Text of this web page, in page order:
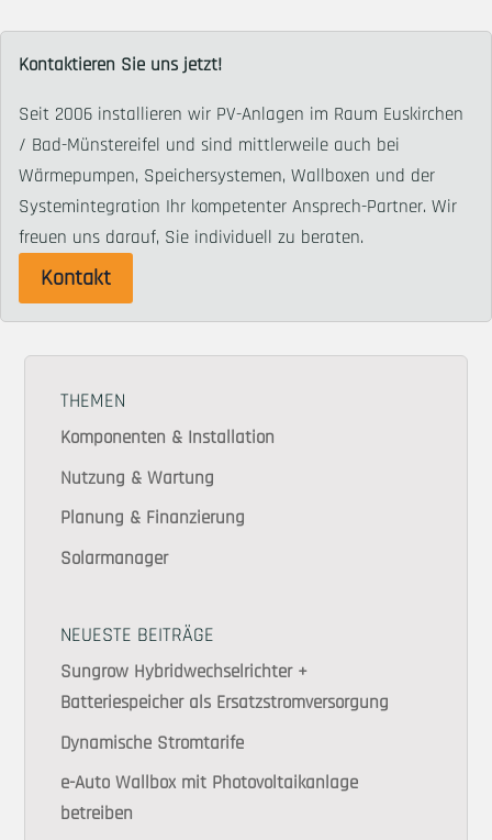
Kontaktieren Sie uns jetzt!
Seit 2006 installieren wir PV-Anlagen im Raum Euskirchen
/ Bad-Münstereifel und sind mittlerweile auch bei
Wärmepumpen, Speichersystemen, Wallboxen und der
Systemintegration Ihr kompetenter Ansprech-Partner. Wir
freuen uns darauf, Sie individuell zu beraten.
Kontakt
THEMEN
Komponenten & Installation
Nutzung & Wartung
Planung & Finanzierung
Solarmanager
NEUESTE BEITRÄGE
Sungrow Hybridwechselrichter +
Batteriespeicher als Ersatzstromversorgung
Dynamische Stromtarife
e-Auto Wallbox mit Photovoltaikanlage
betreiben